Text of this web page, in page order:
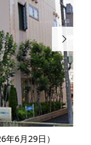
6月29日）
